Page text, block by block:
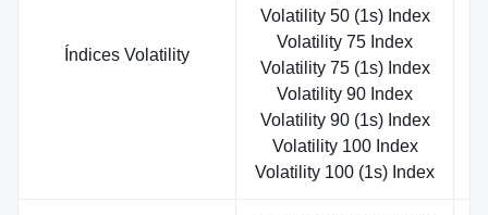
Índices Volatility
Volatility 50 (1s) Index
Volatility 75 Index
Volatility 75 (1s) Index
Volatility 90 Index
Volatility 90 (1s) Index
Volatility 100 Index
Volatility 100 (1s) Index